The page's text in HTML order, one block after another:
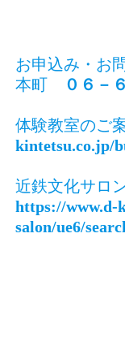
お申込み・
本町
０６－
体験教室の
kintetsu.co.jp/
近鉄文化サロ
https://www.d-
salon/ue6/